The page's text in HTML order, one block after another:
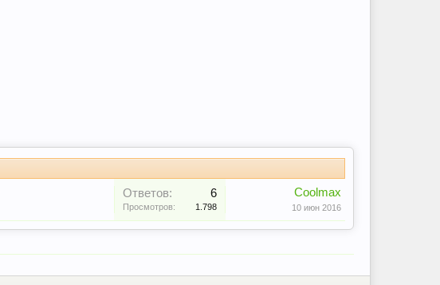
Ответов: 6
Просмотров: 1.798
Coolmax
10 июн 2016